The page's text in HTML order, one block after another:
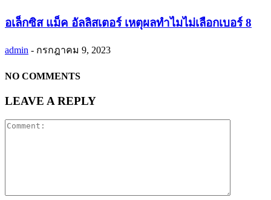
อเล็กซิส แม็ค อัลลิสเตอร์ เหตุผลทำไมไม่เลือกเบอร์ 8
admin - กรกฎาคม 9, 2023
NO COMMENTS
LEAVE A REPLY